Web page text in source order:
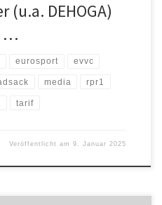
(u.a. DEHOGA)
…
eurosport evvc
media rpr1
tarif
Veröffentlicht am9. Januar 2025